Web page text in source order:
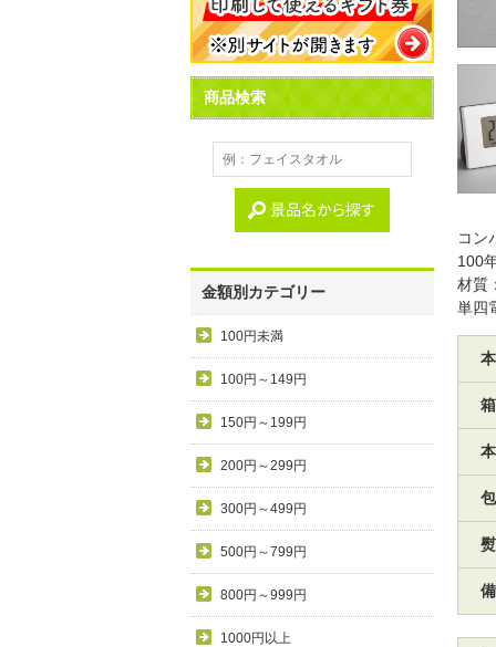
商品検索
金額別カテゴリー
100円未満
100円～149円
150円～199円
200円～299円
300円～499円
500円～799円
800円～999円
1000円以上
コン
100
材質
単四